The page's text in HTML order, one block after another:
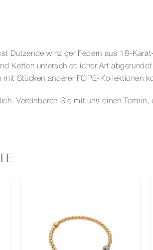
Dutzende winziger Federn aus 18-
Ketten unterschiedlicher Art
Stücken anderer FOPE-Kollektionen
Vereinbaren Sie mit uns einen Termin,